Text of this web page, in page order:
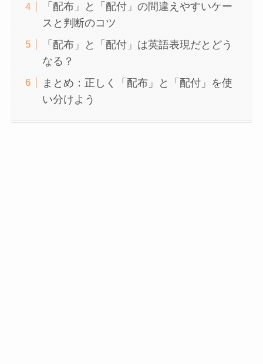
「配布」と「配付」の間違えやすいケー
スと判断のコツ
「配布」と「配付」は英語表現だとどう
なる？
まとめ：正しく「配布」と「配付」を使
い分けよう